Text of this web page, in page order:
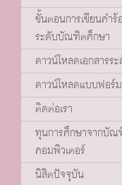
ขั้นตอนการเขียนคำร้
ระดับบัณฑิตศึกษา
ดาวน์โหลดเอกสาร
ดาวน์โหลดแบบฟอร์
ติดต่อเรา
ทุนการศึกษาจากบัณ
คอมพิวเตอร์
นิสิตปัจจุบัน